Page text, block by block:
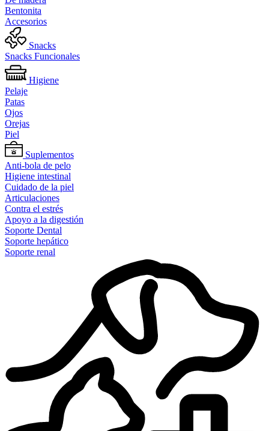
Bentonita
Accesorios
Snacks
Snacks Funcionales
Higiene
Pelaje
Patas
Ojos
Orejas
Piel
Suplementos
Anti-bola de pelo
Higiene intestinal
Cuidado de la piel
Articulaciones
Contra el estrés
Apoyo a la digestión
Soporte Dental
Soporte hepático
Soporte renal